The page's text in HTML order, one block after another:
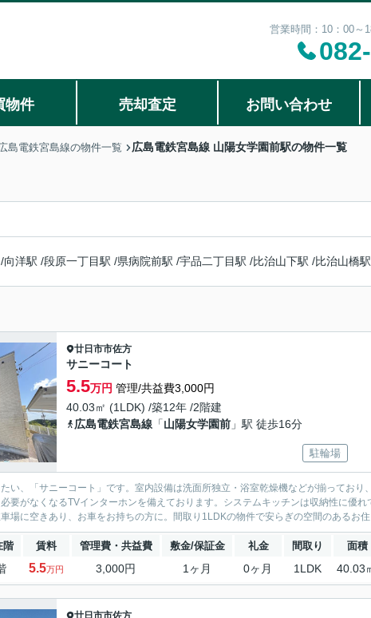
営業時間：10：00
物件 売却査定 お問い合わせ
島電鉄宮島線の物件一覧 広島電鉄宮島線 山陽女学園前駅の物件一覧
/向洋駅 /段原一丁目駅 /県病院前駅 /宇品二丁目駅 /比治山下駅 /比治山橋駅
廿日市市佐方
サニーコート
5.5万円 管理/共益費3,000円
40.03㎡ (1LDK) /築12年 /2階建
広島電鉄宮島線 「山陽女学園前 」駅 徒歩16分
駐輪場
い、「サニーコート」です。室内設備は洗面所独立・浴室乾燥機などが揃っており
要がなくなるTVインターホンを備えております。システムキッチンは収納性に優
場に空きあり、お車をお持ちの方に。間取り1LDKの物件で安らぎの空間のあるお
階 賃料 管理費・共益費 敷金/保証金 礼金 間取り 面積
5.5万円 3,000円 1ヶ月 0ヶ月 1LDK 40.03
廿日市市佐方